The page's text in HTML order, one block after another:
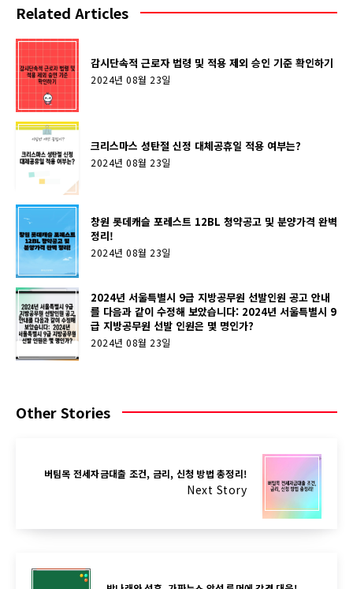
Related Articles
감시단속적 근로자 법령 및 적용 제외 승인 기준 확인하기
2024년 08월 23일
크리스마스 성탄절 신정 대체공휴일 적용 여부는?
2024년 08월 23일
창원 롯데캐슬 포레스트 12BL 청약공고 및 분양가격 완벽
정리!
2024년 08월 23일
2024년 서울특별시 9급 지방공무원 선발인원 공고 안내
를 다음과 같이 수정해 보았습니다: 2024년 서울특별시 9
급 지방공무원 선발 인원은 몇 명인가?
2024년 08월 23일
Other Stories
버팀목 전세자금대출 조건, 금리, 신청 방법 총정리!
Next Story